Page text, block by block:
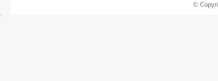
©